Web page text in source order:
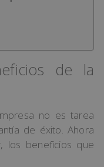
de la
no es tarea
de éxito. Ahora
los beneficios que